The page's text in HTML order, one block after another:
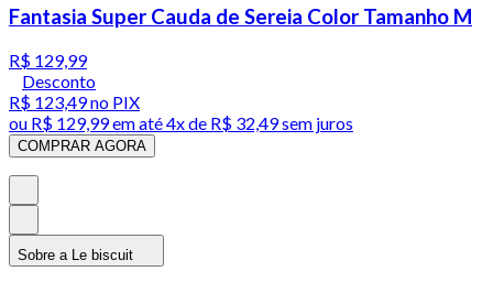
Fantasia Super Cauda de Sereia Color Tamanho M
R$ 129,99
Desconto
R$ 123,49no PIX
ou R$ 129,99em até4x de R$ 32,49 sem juros
COMPRAR AGORA
Sobre a Le biscuit